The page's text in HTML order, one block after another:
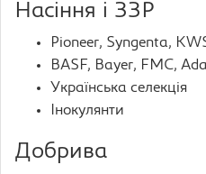
Насіння і ЗЗР
Pioneer, Syngenta,
BASF, Bayer, FMC,
Українська селекція
Інокулянти
Добрива